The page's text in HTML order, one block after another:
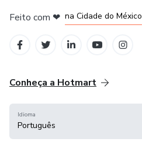
Feito com ❤ na Cidade do México
Conheça a Hotmart
Idioma
Português